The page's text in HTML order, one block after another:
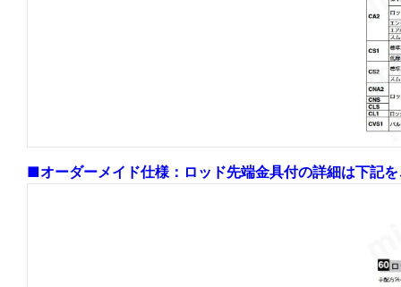
■オーダーメイド仕様：ロッド先端金具付の詳細は下記